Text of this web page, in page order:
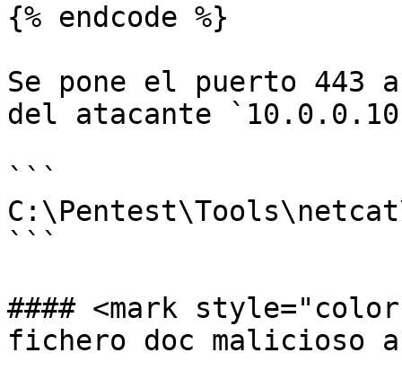
{% endcode %}
Se pone el puerto 443
del atacante
```
```
#### <mark
fichero doc malicioso a